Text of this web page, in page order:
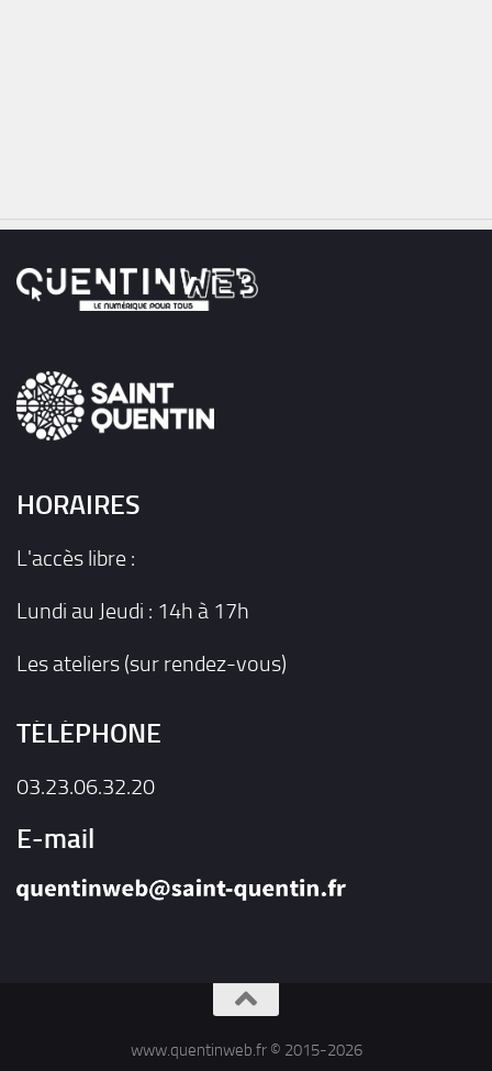
HORAIRES
L'accès libre :
Lundi au Jeudi : 14h à 17h
Les ateliers (sur rendez-vous)
TÉLÉPHONE
03.23.06.32.20
E-mail
www.quentinweb.fr © 2015-2026